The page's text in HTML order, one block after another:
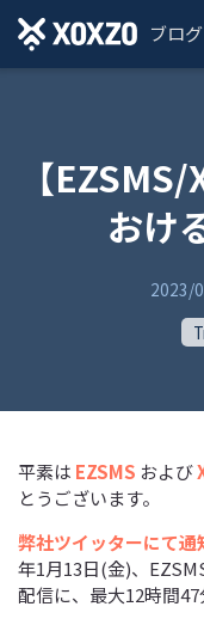
ブログ
【
おけ
2023/
平素は EZSMS および
とうございます。
弊社ツイッターにて通
年1月13日(金)、
配信に、最大12時間47